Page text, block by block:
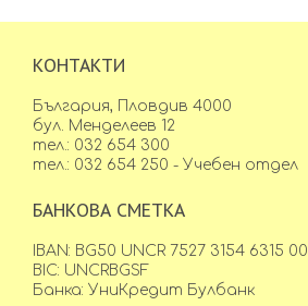
КОНТАКТИ
България, Пловдив 4000
бул. Менделеев 12
тел.: 032 654 300
тел.: 032 654 250 - Учебен отдел
БАНКОВА СМЕТКА
IBAN: BG50 UNCR 7527 3154 6315 00
BIC: UNCRBGSF
Банка: УниКредит Булбанк